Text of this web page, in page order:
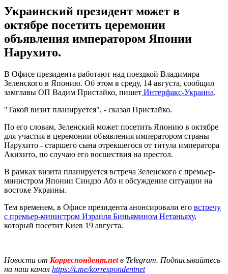
Украинский президент может в
октябре посетить церемонии
объявления императором Японии
Нарухито.
В Офисе президента работают над поездкой Владимира
Зеленского в Японию. Об этом в среду, 14 августа, сообщил
замглавы ОП Вадим Пристайко, пишет Интерфакс-Украина.
"Такой визит планируется", - сказал Пристайко.
По его словам, Зеленский может посетить Японию в октябре
для участия в церемонии объявления императором страны
Нарухито - старшего сына отрекшегося от титула императора
Акихито, по случаю его восшествия на престол.
В рамках визита планируется встреча Зеленского с премьер-
министром Японии Синдзо Абэ и обсуждение ситуации на
востоке Украины.
Тем временем, в Офисе президента анонсировали его встречу
с премьер-министром Израиля Биньямином Нетаньяху,
который посетит Киев 19 августа.
Новости от Корреспондент.netв Telegram. Подписывайтесь
на наш канал https://t.me/korrespondentnet